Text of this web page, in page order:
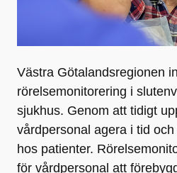
Västra Götalandsregionen
rörelsemonitorering i
sjukhus. Genom att tidigt
vårdpersonal agera i tid
hos patienter.
för vårdpersonal att